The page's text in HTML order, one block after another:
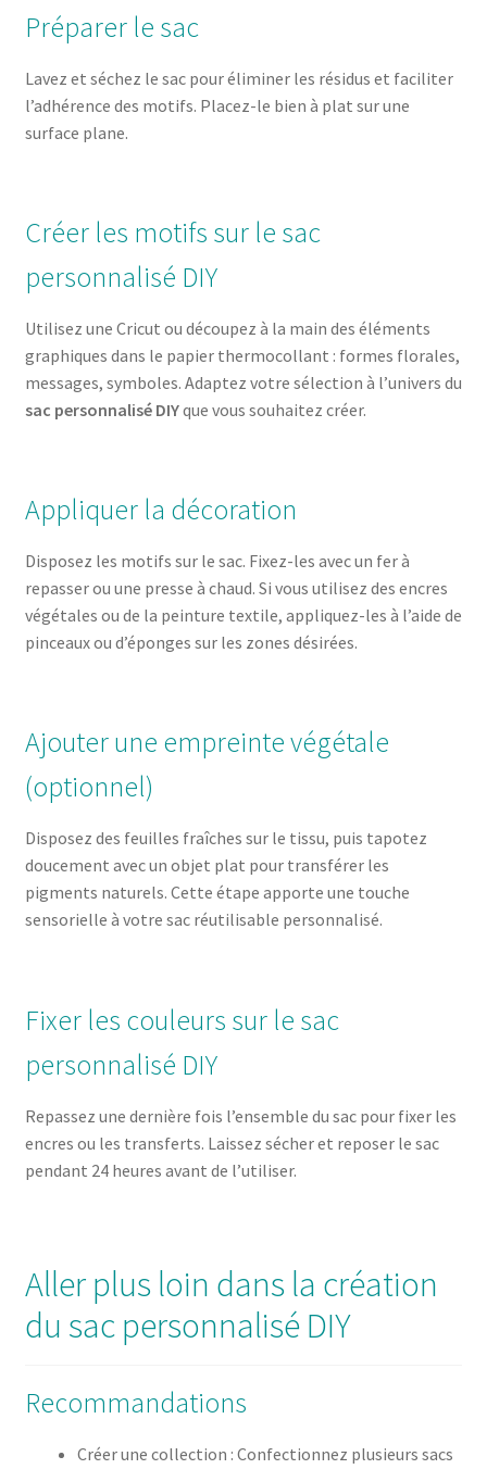
Préparer le sac
Lavez et séchez le sac pour éliminer les résidus et faciliter
l’adhérence des motifs. Placez-le bien à plat sur une
surface plane.
Créer les motifs sur le sac
personnalisé DIY
Utilisez une Cricut ou découpez à la main des éléments
graphiques dans le papier thermocollant : formes florales,
messages, symboles. Adaptez votre sélection à l’univers du
sac personnalisé DIYque vous souhaitez créer.
Appliquer la décoration
Disposez les motifs sur le sac. Fixez-les avec un fer à
repasser ou une presse à chaud. Si vous utilisez des encres
végétales ou de la peinture textile, appliquez-les à l’aide de
pinceaux ou d’éponges sur les zones désirées.
Ajouter une empreinte végétale
(optionnel)
Disposez des feuilles fraîches sur le tissu, puis tapotez
doucement avec un objet plat pour transférer les
pigments naturels. Cette étape apporte une touche
sensorielle à votre sac réutilisable personnalisé.
Fixer les couleurs sur le sac
personnalisé DIY
Repassez une dernière fois l’ensemble du sac pour fixer les
encres ou les transferts. Laissez sécher et reposer le sac
pendant 24 heures avant de l’utiliser.
Aller plus loin dans la création
du sac personnalisé DIY
Recommandations
Créer une collection : Confectionnez plusieurs sacs